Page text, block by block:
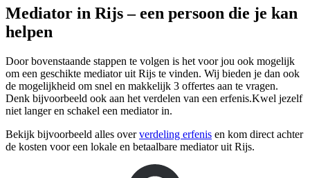
Mediator in Rijs – een persoon die je kan
helpen
Door bovenstaande stappen te volgen is het voor jou ook mogelijk
om een geschikte mediator uit Rijs te vinden. Wij bieden je dan ook
de mogelijkheid om snel en makkelijk 3 offertes aan te vragen.
Denk bijvoorbeeld ook aan het verdelen van een erfenis.Kwel jezelf
niet langer en schakel een mediator in.
Bekijk bijvoorbeeld alles oververdeling erfenis en kom direct achter
de kosten voor een lokale en betaalbare mediator uit Rijs.